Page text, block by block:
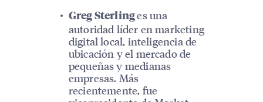
Greg Sterlinges una
autoridad líder en marketing
digital local, inteligencia de
ubicación y el mercado de
pequeñas y medianas
empresas. Más
recientemente, fue